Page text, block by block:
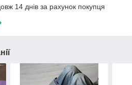
14 днів за рахунок покупця